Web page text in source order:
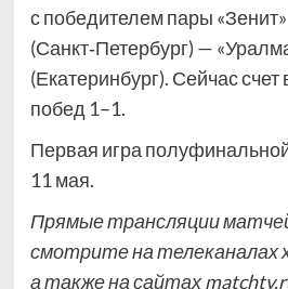
с победителем пары «Зенит»
(Санкт‑Петербург) —
(Екатеринбург). Сейчас счет
побед 1–1.
Первая игра
11 мая.
Прямые трансляции
смотрите на телеканалах
а также на сайтах